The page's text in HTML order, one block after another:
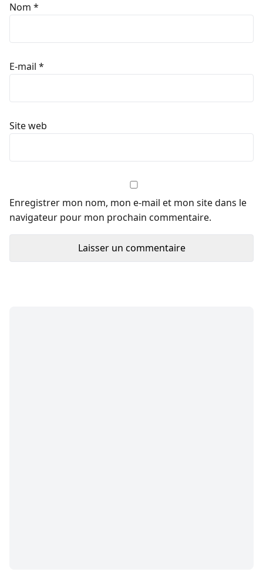
Nom *
E-mail *
Site web
Enregistrer mon nom, mon e-mail et mon site dans le
navigateur pour mon prochain commentaire.